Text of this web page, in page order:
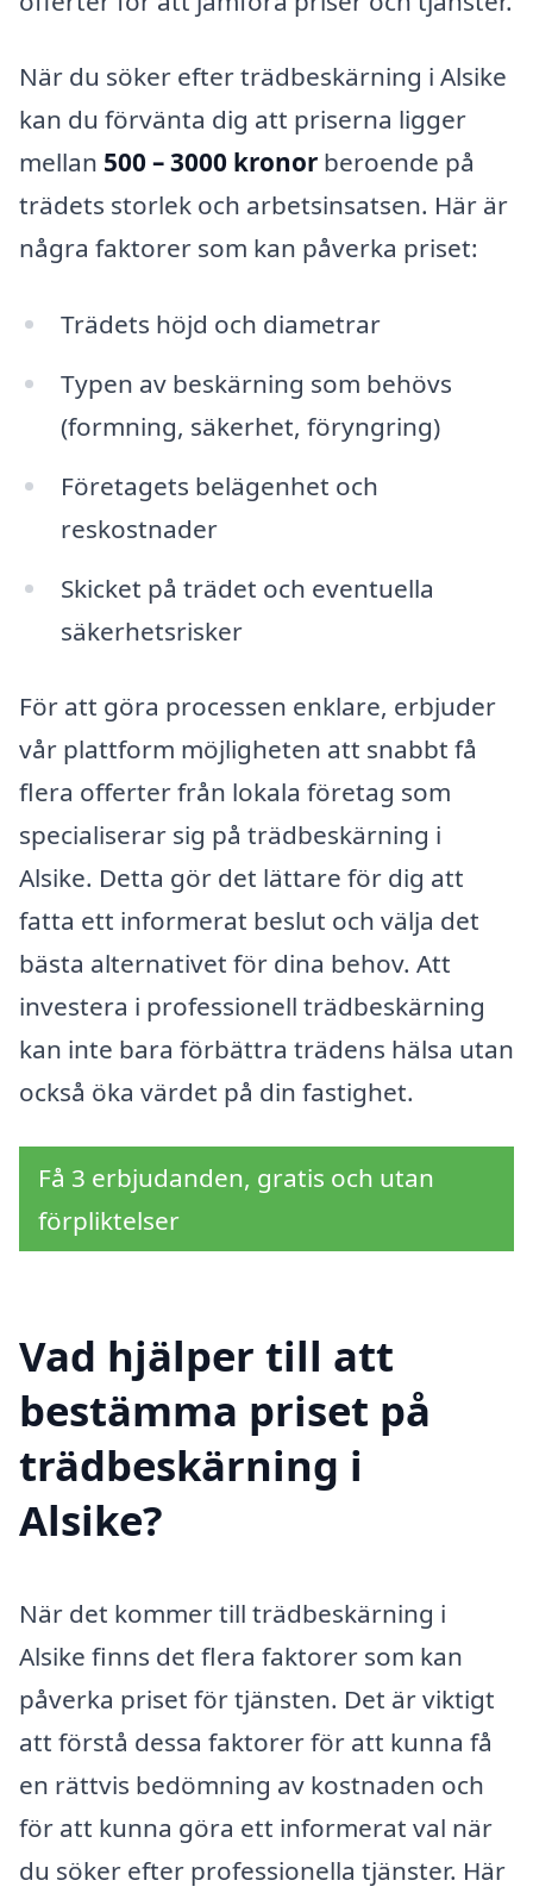
När du söker efter trädbeskärning i Alsike
kan du förvänta dig att priserna ligger
mellan 500 – 3000 kronor beroende på
trädets storlek och arbetsinsatsen. Här är
några faktorer som kan påverka priset:
Trädets höjd och diametrar
Typen av beskärning som behövs
(formning, säkerhet, föryngring)
Företagets belägenhet och
reskostnader
Skicket på trädet och eventuella
säkerhetsrisker
För att göra processen enklare, erbjuder
vår plattform möjligheten att snabbt få
flera offerter från lokala företag som
specialiserar sig på trädbeskärning i
Alsike. Detta gör det lättare för dig att
fatta ett informerat beslut och välja det
bästa alternativet för dina behov. Att
investera i professionell trädbeskärning
kan inte bara förbättra trädens hälsa utan
också öka värdet på din fastighet.
Få 3 erbjudanden, gratis och utan
förpliktelser
Vad hjälper till att
bestämma priset på
trädbeskärning i
Alsike?
När det kommer till trädbeskärning i
Alsike finns det flera faktorer som kan
påverka priset för tjänsten. Det är viktigt
att förstå dessa faktorer för att kunna få
en rättvis bedömning av kostnaden och
för att kunna göra ett informerat val när
du söker efter professionella tjänster. Här